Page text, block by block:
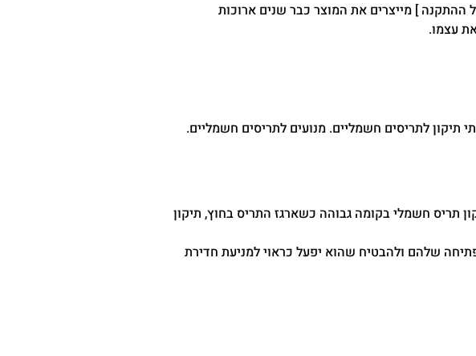
[ אין בלעדיות על ההתקנה ] מייצרים את המוצר כבר שנים ארוכות
לתריסים חשמליים. מנועים לתריסים חשמליים.
תריס חשמלי בקומה גבוהה כשארגז התריס בחוץ, תיקון
שלהם ולהבטיח שהוא יפעל כראוי למניעת חדירת